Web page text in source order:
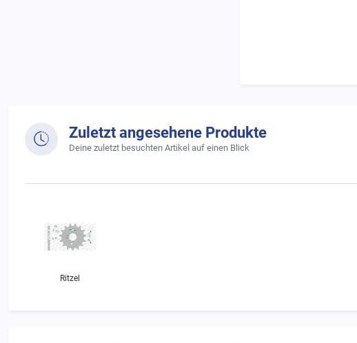
Zuletzt angesehene Produkte
Deine zuletzt besuchten Artikel auf einen Blick
Ritzel